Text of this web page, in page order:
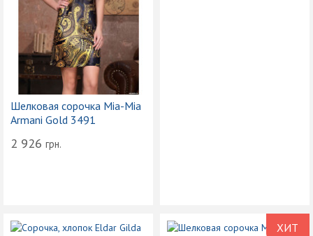
Шелковая сорочка Mia-Mia
Armani Gold 3491
2 926 грн.
ХИТ